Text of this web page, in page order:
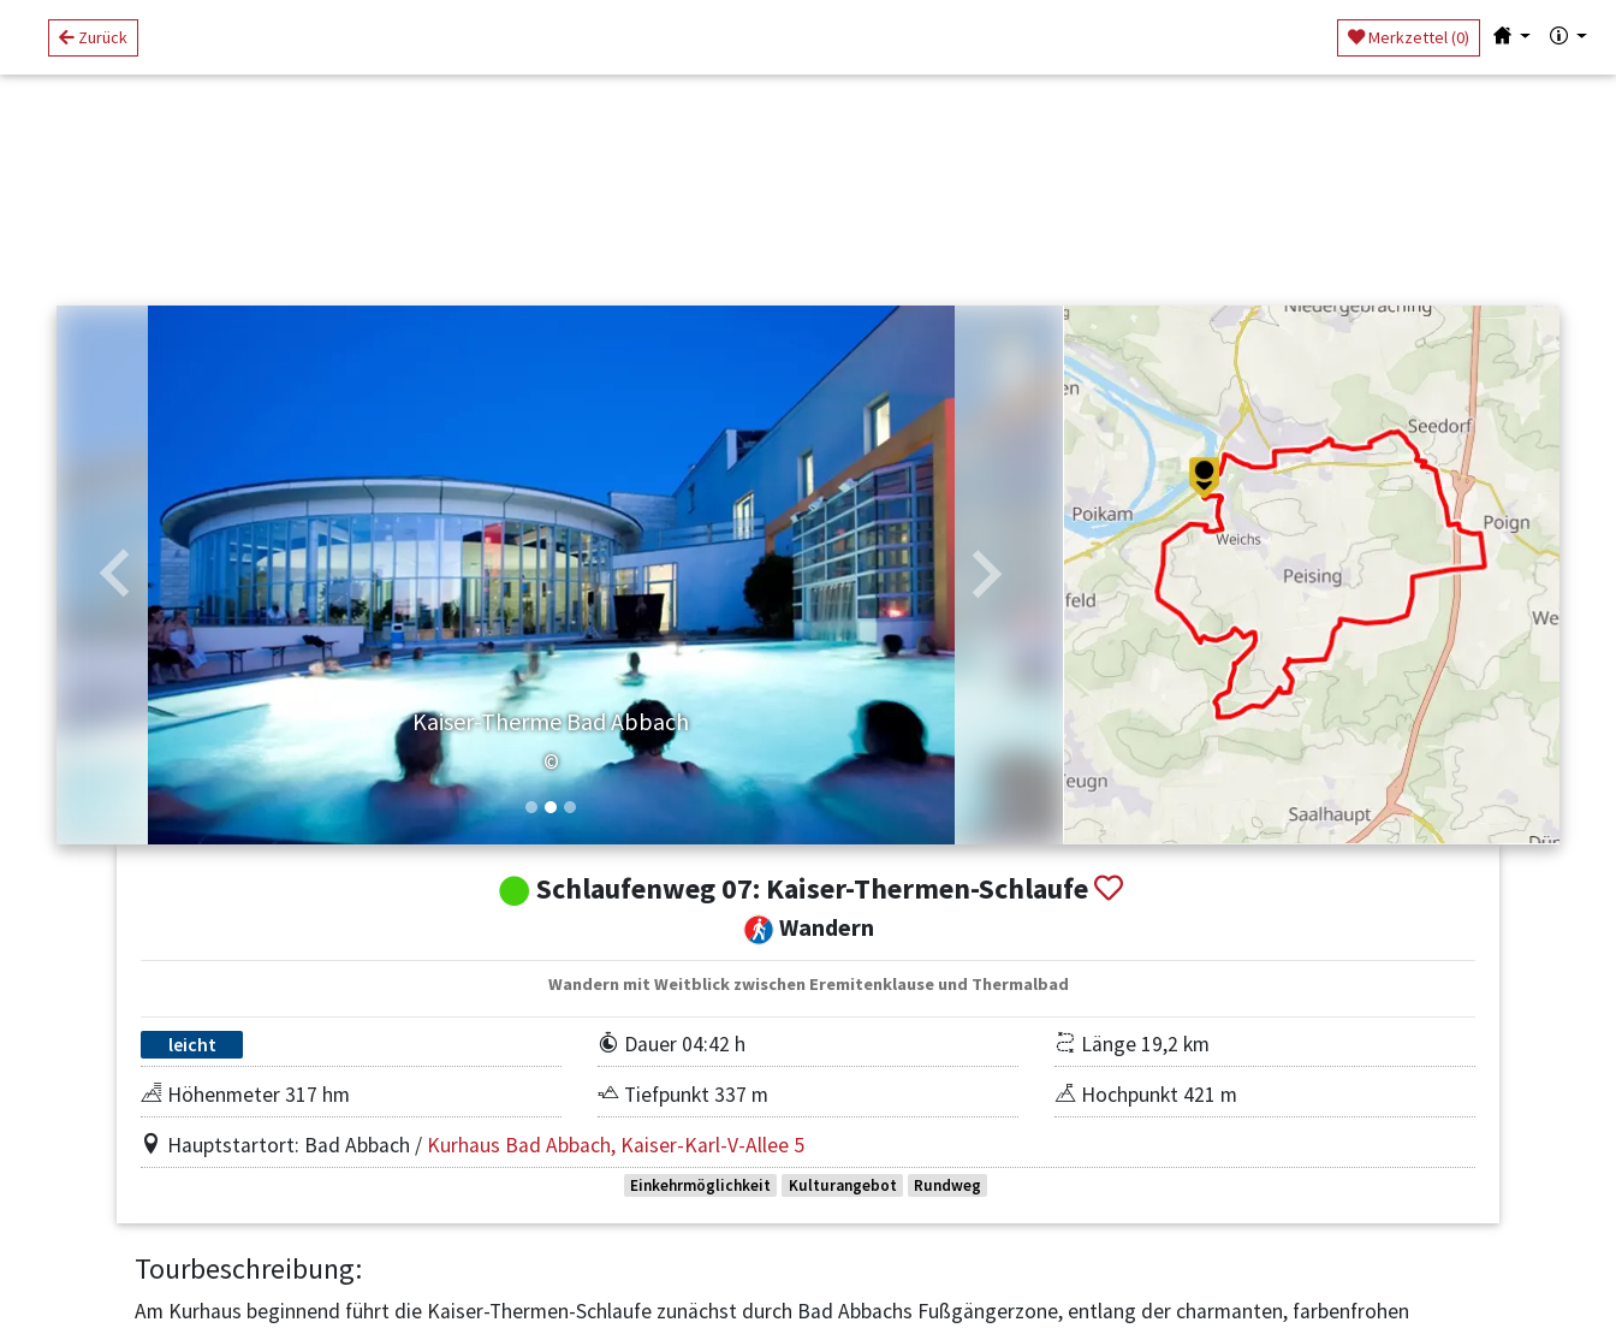
Zurück Merkzettel (0)
Kaiser-Therme Bad Abbach
©
Zurück Weiter
Schlaufenweg 07: Kaiser-Thermen-Schlaufe
Wandern
Wandern mit Weitblick zwischen Eremitenklause und Thermalbad
leicht Dauer 04:42 h
Länge 19,2 km
Höhenmeter 317 hm
Tiefpunkt 337 m
Hochpunkt 421 m
Hauptstartort: Bad Abbach / Kurhaus Bad Abbach, Kaiser-Karl-V-Allee 5
Einkehrmöglichkeit Kulturangebot Rundweg
Tourbeschreibung:
Am Kurhaus beginnend führt die Kaiser-Thermen-Schlaufe zunächst durch Bad Abbachs Fußgängerzone, entlang der charmanten, farbenfrohen